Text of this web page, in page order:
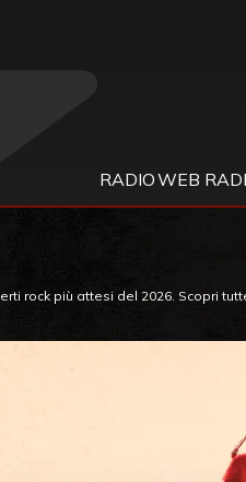
RADIOWEB
rock più attesi del 2026. Scopri